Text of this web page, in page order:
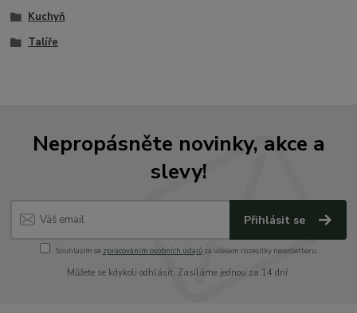
Kuchyň
Talíře
Nepropásněte novinky, akce a
slevy!
Přihlásit se
Souhlasím se zpracováním osobních údajůza účelem rozesílky newsletteru.
Můžete se kdykoli odhlásit. Zasíláme jednou za 14 dní.